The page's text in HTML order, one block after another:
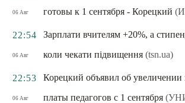
06 Авг
готовы к 1 сентября - Корецкий
22:54
06 Авг
Зарплати вчителям +20%, а
коли чекати підвищення (tsn.ua)
22:53
06 Авг
Корецкий объявил об увеличении
платы педагогов с 1 сентября